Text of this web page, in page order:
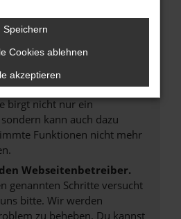
helfen, vorübergehende
dein Browser und dein
dem neuesten Stand
birgt nicht nur ein
kann auch dazu
Funktionen nicht mehr
Webseitenbetreiber.
genannten Schritte versucht
bitte. Wir werden
zu beheben. Du kannst
Speichern
Cookies ablehnen
akzeptieren